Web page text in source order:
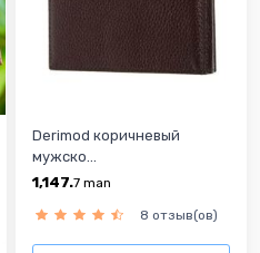
Derimod коричневый
мужско...
1,147.7 man
8 отзыв(ов)